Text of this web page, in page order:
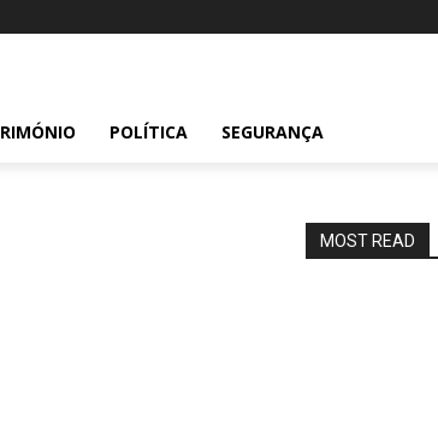
POLÍTICA SEGURANÇA
MOST READ